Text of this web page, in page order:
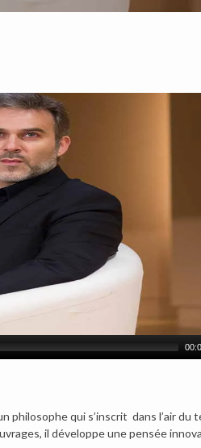
philosophe qui s’inscrit dans l’air du
il développe une pensée